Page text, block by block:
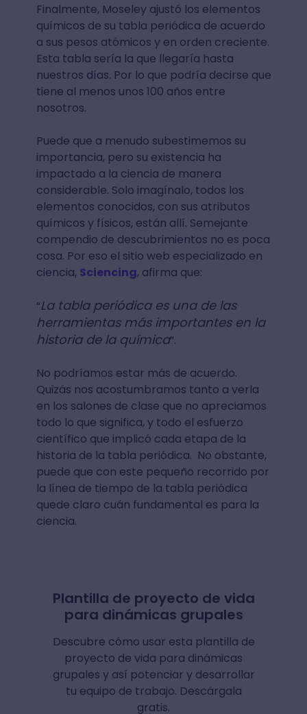
Finalmente, Moseley ajustó los elementos
químicos de su tabla periódica de acuerdo
a sus pesos atómicos y en orden creciente.
Esta tabla sería la que llegaría hasta
nuestros días. Por lo que podría decirse que
tiene al menos unos 100 años entre
nosotros.
Puede que a menudo subestimemos su
importancia, pero su existencia ha
impactado a la ciencia de manera
considerable. Solo imagínalo, todos los
elementos conocidos, con sus atributos
químicos y físicos, están allí. Semejante
compendio de descubrimientos no es poca
cosa. Por eso el sitio web especializado en
ciencia, Sciencing, afirma que:
“La tabla periódica es una de las
herramientas más importantes en la
historia de la química”.
No podríamos estar más de acuerdo.
Quizás nos acostumbramos tanto a verla
en los salones de clase que no apreciamos
todo lo que significa, y todo el esfuerzo
científico que implicó cada etapa de la
historia de la tabla periódica. No obstante,
puede que con este pequeño recorrido por
la línea de tiempo de la tabla periódica
quede claro cuán fundamental es para la
ciencia.
Plantilla de proyecto de vida
para dinámicas grupales
Descubre cómo usar esta plantilla de
proyecto de vida para dinámicas
grupales y así potenciar y desarrollar
tu equipo de trabajo. Descárgala
gratis.